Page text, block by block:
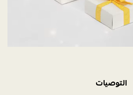
التوصيات